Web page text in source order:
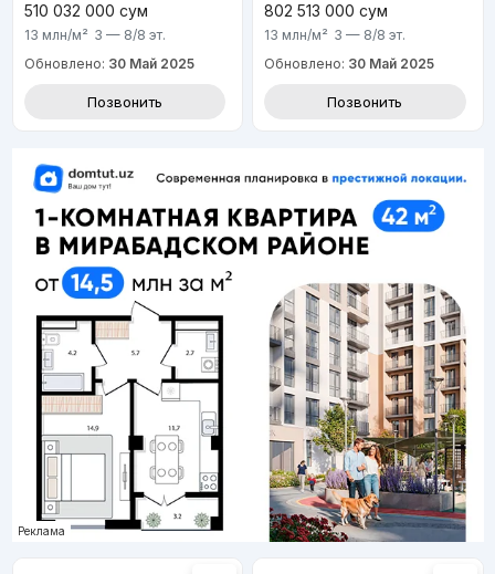
510 032 000 сум
13 млн/м² 3 — 8/8 эт.
Обновлено: 30 Май 2025
Позвонить
802 513 000 сум
13 млн/м² 3 — 8/8 эт.
Обновлено: 30 Май 2025
Позвонить
Реклама